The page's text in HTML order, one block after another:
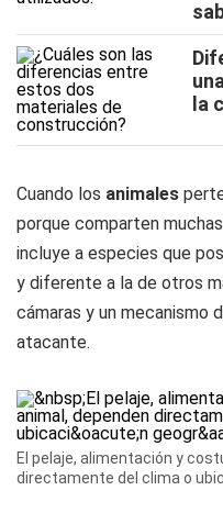
la
Cuando los animales
porque comparten
incluye a especies que
y diferente a la de otros
cámaras y un mecanismo
atacante.
El pelaje, alimentación y
directamente del clima o